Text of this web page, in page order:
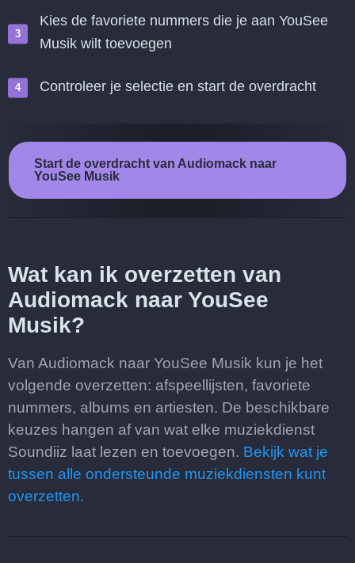
Kies de favoriete nummers die je aan YouSee
Musik wilt toevoegen
Controleer je selectie en start de overdracht
Start de overdracht van Audiomack naar
YouSee Musik
Wat kan ik overzetten van
Audiomack naar YouSee
Musik?
Van Audiomack naar YouSee Musik kun je het
volgende overzetten: afspeellijsten, favoriete
nummers, albums en artiesten. De beschikbare
keuzes hangen af van wat elke muziekdienst
Soundiiz laat lezen en toevoegen. Bekijk wat je
tussen alle ondersteunde muziekdiensten kunt
overzetten.